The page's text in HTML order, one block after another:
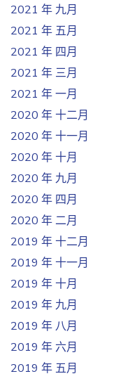
2021 年 九月
2021 年 五月
2021 年 四月
2021 年 三月
2021 年 一月
2020 年 十二月
2020 年 十一月
2020 年 十月
2020 年 九月
2020 年 四月
2020 年 二月
2019 年 十二月
2019 年 十一月
2019 年 十月
2019 年 九月
2019 年 八月
2019 年 六月
2019 年 五月